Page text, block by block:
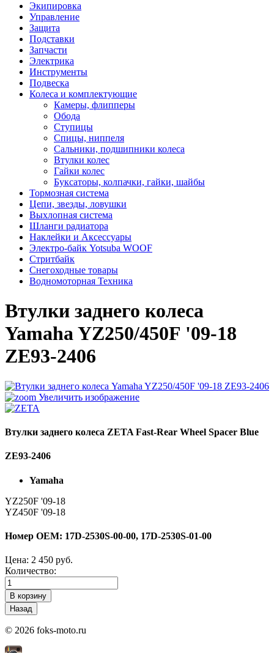
Экипировка
Управление
Защита
Подставки
Запчасти
Электрика
Инструменты
Подвеска
Колеса и комплектующие
Камеры, флипперы
Обода
Ступицы
Спицы, ниппеля
Сальники, подшипники колеса
Втулки колес
Гайки колес
Буксаторы, колпачки, гайки, шайбы
Тормозная система
Цепи, звезды, ловушки
Выхлопная система
Шланги радиатора
Наклейки и Аксессуары
Электро-байк Yotsuba WOOF
Стритбайк
Снегоходные товары
Водномоторная Техника
Втулки заднего колеса
Yamaha YZ250/450F '09-18
ZE93-2406
Увеличить изображение
Втулки заднего колеса ZETA Fast-Rear Wheel Spacer Blue
ZE93-2406
Yamaha
YZ250F '09-18
YZ450F '09-18
Номер OEM: 17D-2530S-00-00, 17D-2530S-01-00
Цена: 2 450 руб.
Количество:
© 2026 foks-moto.ru